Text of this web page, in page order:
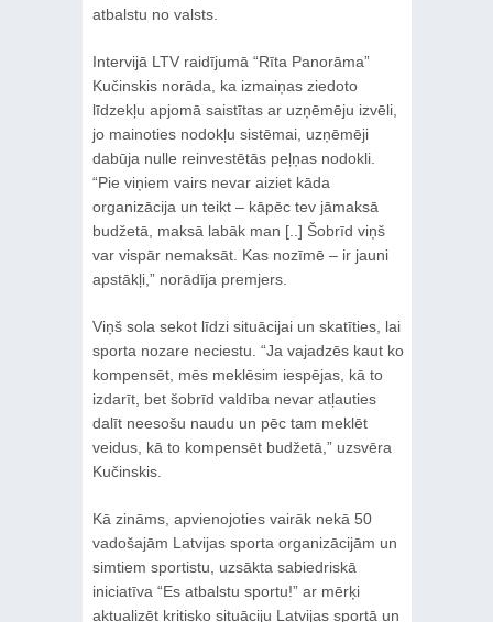
atbalstu no valsts.
Intervijā LTV raidījumā “Rīta Panorāma”
Kučinskis norāda, ka izmaiņas ziedoto
līdzekļu apjomā saistītas ar uzņēmēju izvēli,
jo mainoties nodokļu sistēmai, uzņēmēji
dabūja nulle reinvestētās peļņas nodokli.
“Pie viņiem vairs nevar aiziet kāda
organizācija un teikt – kāpēc tev jāmaksā
budžetā, maksā labāk man [..] Šobrīd viņš
var vispār nemaksāt. Kas nozīmē – ir jauni
apstākļi,” norādīja premjers.
Viņš sola sekot līdzi situācijai un skatīties, lai
sporta nozare neciestu. “Ja vajadzēs kaut ko
kompensēt, mēs meklēsim iespējas, kā to
izdarīt, bet šobrīd valdība nevar atļauties
dalīt neesošu naudu un pēc tam meklēt
veidus, kā to kompensēt budžetā,” uzsvēra
Kučinskis.
Kā zināms, apvienojoties vairāk nekā 50
vadošajām Latvijas sporta organizācijām un
simtiem sportistu, uzsākta sabiedriskā
iniciatīva “Es atbalstu sportu!” ar mērķi
aktualizēt kritisko situāciju Latvijas sportā un